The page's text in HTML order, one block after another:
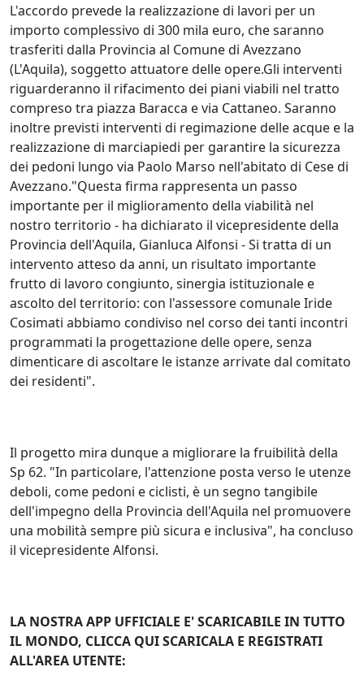
L'accordo prevede la realizzazione di lavori per un
importo complessivo di 300 mila euro, che saranno
trasferiti dalla Provincia al Comune di Avezzano
(L'Aquila), soggetto attuatore delle opere.Gli interventi
riguarderanno il rifacimento dei piani viabili nel tratto
compreso tra piazza Baracca e via Cattaneo. Saranno
inoltre previsti interventi di regimazione delle acque e la
realizzazione di marciapiedi per garantire la sicurezza
dei pedoni lungo via Paolo Marso nell'abitato di Cese di
Avezzano."Questa firma rappresenta un passo
importante per il miglioramento della viabilità nel
nostro territorio - ha dichiarato il vicepresidente della
Provincia dell'Aquila, Gianluca Alfonsi - Si tratta di un
intervento atteso da anni, un risultato importante
frutto di lavoro congiunto, sinergia istituzionale e
ascolto del territorio: con l'assessore comunale Iride
Cosimati abbiamo condiviso nel corso dei tanti incontri
programmati la progettazione delle opere, senza
dimenticare di ascoltare le istanze arrivate dal comitato
dei residenti".
Il progetto mira dunque a migliorare la fruibilità della
Sp 62. "In particolare, l'attenzione posta verso le utenze
deboli, come pedoni e ciclisti, è un segno tangibile
dell'impegno della Provincia dell'Aquila nel promuovere
una mobilità sempre più sicura e inclusiva", ha concluso
il vicepresidente Alfonsi.
LA NOSTRA APP UFFICIALE E' SCARICABILE IN TUTTO
IL MONDO, CLICCA QUI SCARICALA E REGISTRATI
ALL'AREA UTENTE: